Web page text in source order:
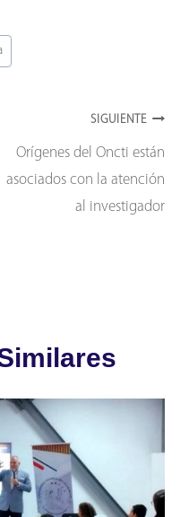
SIGUIENTE
Orígenes del Oncti están
asociados con la atención
al investigador